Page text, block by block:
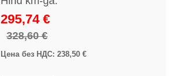
295,74 €
328,60 €
Цена без НДС: 238,50 €